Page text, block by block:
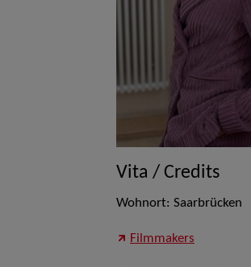
Vita / Credits
Wohnort: Saarbrücken
Filmmakers